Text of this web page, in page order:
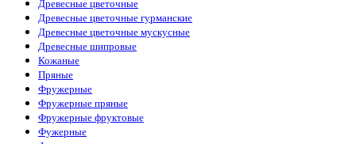
Древесные цветочные
Древесные цветочные гурманские
Древесные цветочные мускусные
Древесные шипровые
Кожаные
Пряные
Фружерные
Фружерные пряные
Фружерные фруктовые
Фужерные